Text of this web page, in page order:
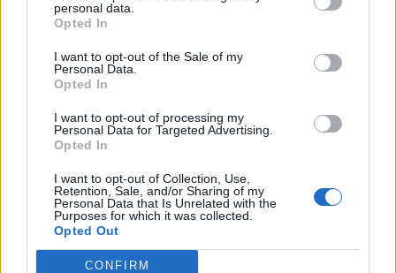
personal data.
Opted In
I want to opt-out of the Sale of my
Personal Data.
Opted In
I want to opt-out of processing my
Personal Data for Targeted Advertising.
Opted In
I want to opt-out of Collection, Use,
Retention, Sale, and/or Sharing of my
Personal Data that Is Unrelated with the
Purposes for which it was collected.
Opted Out
CONFIRM
Κομισιόν: Διοργανώνει
διάσκεψη για την ενίσχυση
της δέσμευσης για
φύτευση 3 δισ. δέντρων
έως το 2030
τα ηλεκτρονικά απόβλητα
μέσα σε 12 χρόνια
21/03/2024 - 10:08